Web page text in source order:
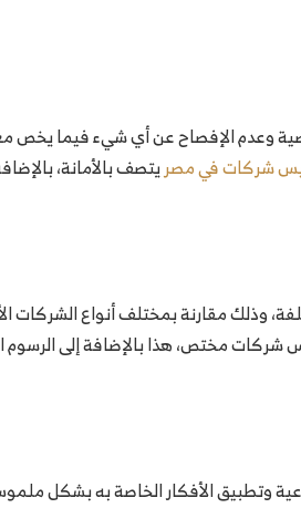
وعدم الإفصاح عن أي شيء فيما يخص
شركات في مصر يتصف بالأمانة،
وذلك مقارنة بمختلف أنواع الشركات
مختص، هذا بالإضافة إلى الرسوم
وتطبيق الأفكار الخاصة به بشكل